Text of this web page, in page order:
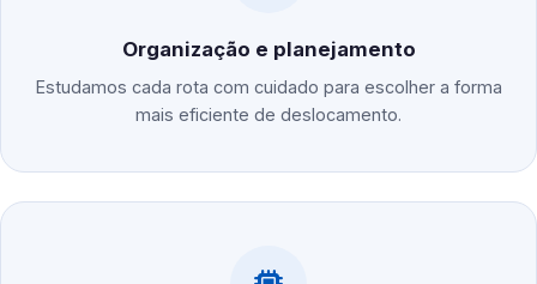
Organização e planejamento
Estudamos cada rota com cuidado para escolher a forma
mais eficiente de deslocamento.